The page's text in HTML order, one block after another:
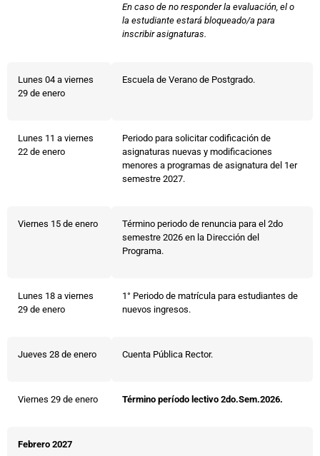
En caso de no responder la evaluación, el o
la estudiante estará bloqueado/a para
inscribir asignaturas.
Lunes 04 a viernes
29 de enero
Escuela de Verano de Postgrado.
Lunes 11 a viernes
22 de enero
Periodo para solicitar codificación de
asignaturas nuevas y modificaciones
menores a programas de asignatura del 1er
semestre 2027.
Viernes 15 de enero
Término periodo de renuncia para el 2do
semestre 2026 en la Dirección del
Programa.
Lunes 18 a viernes
29 de enero
1° Periodo de matrícula para estudiantes de
nuevos ingresos.
Jueves 28 de enero Cuenta Pública Rector.
Viernes 29 de enero Término período lectivo 2do.Sem.2026.
Febrero 2027